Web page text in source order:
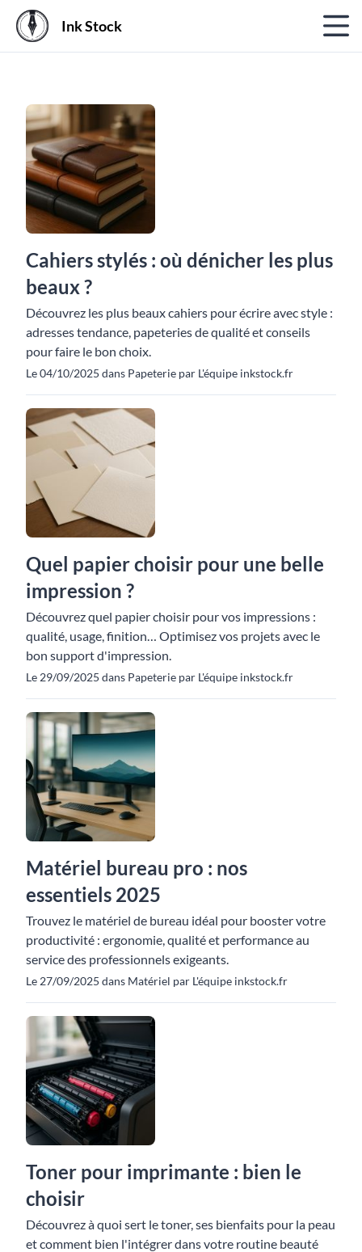
Ink Stock
Cahiers stylés : où dénicher les plus
beaux ?
Découvrez les plus beaux cahiers pour écrire avec style :
adresses tendance, papeteries de qualité et conseils
pour faire le bon choix.
Le 04/10/2025 dans Papeterie par L'équipe inkstock.fr
Quel papier choisir pour une belle
impression ?
Découvrez quel papier choisir pour vos impressions :
qualité, usage, finition… Optimisez vos projets avec le
bon support d'impression.
Le 29/09/2025 dans Papeterie par L'équipe inkstock.fr
Matériel bureau pro : nos
essentiels 2025
Trouvez le matériel de bureau idéal pour booster votre
productivité : ergonomie, qualité et performance au
service des professionnels exigeants.
Le 27/09/2025 dans Matériel par L'équipe inkstock.fr
Toner pour imprimante : bien le
choisir
Découvrez à quoi sert le toner, ses bienfaits pour la peau
et comment bien l'intégrer dans votre routine beauté